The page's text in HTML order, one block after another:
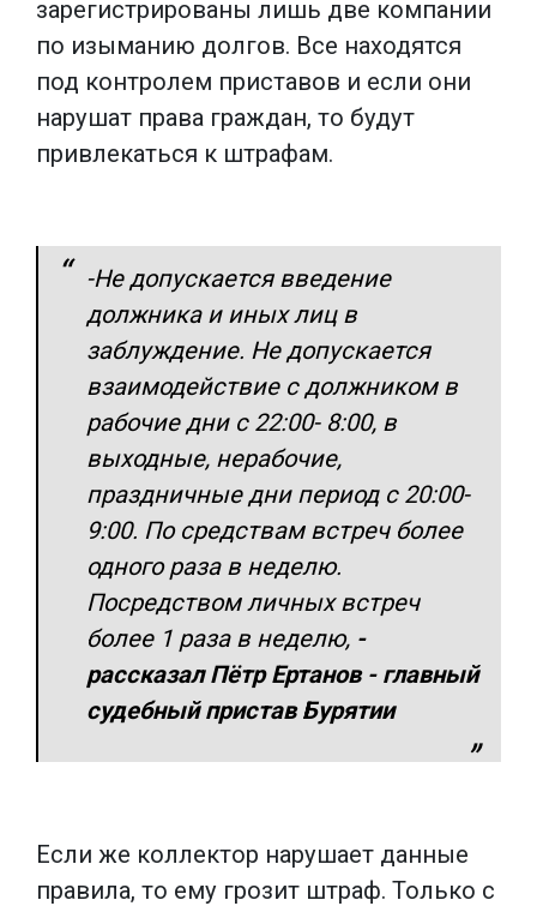
зарегистрированы лишь две компании
по изыманию долгов. Все находятся
под контролем приставов и если они
нарушат права граждан, то будут
привлекаться к штрафам.
-Не допускается введение
должника и иных лиц в
заблуждение. Не допускается
взаимодействие с должником в
рабочие дни с 22:00- 8:00, в
выходные, нерабочие,
праздничные дни период с 20:00-
9:00. По средствам встреч более
одного раза в неделю.
Посредством личных встреч
более 1 раза в неделю, -
рассказал Пётр Ертанов - главный
судебный пристав Бурятии
Если же коллектор нарушает данные
правила, то ему грозит штраф. Только с